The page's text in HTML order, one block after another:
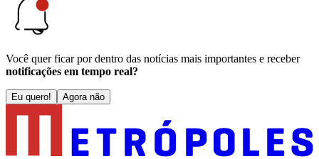
Você quer ficar por dentro das notícias mais importantes e receber
notificações em tempo real?
Eu quero! Agora não